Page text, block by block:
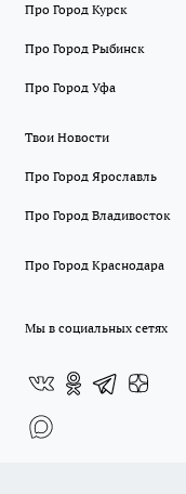
Про Город Курск
Про Город Рыбинск
Про Город Уфа
Твои Новости
Про Город Ярославль
Про Город Владивосток
Про Город Краснодара
Мы в социальных сетях